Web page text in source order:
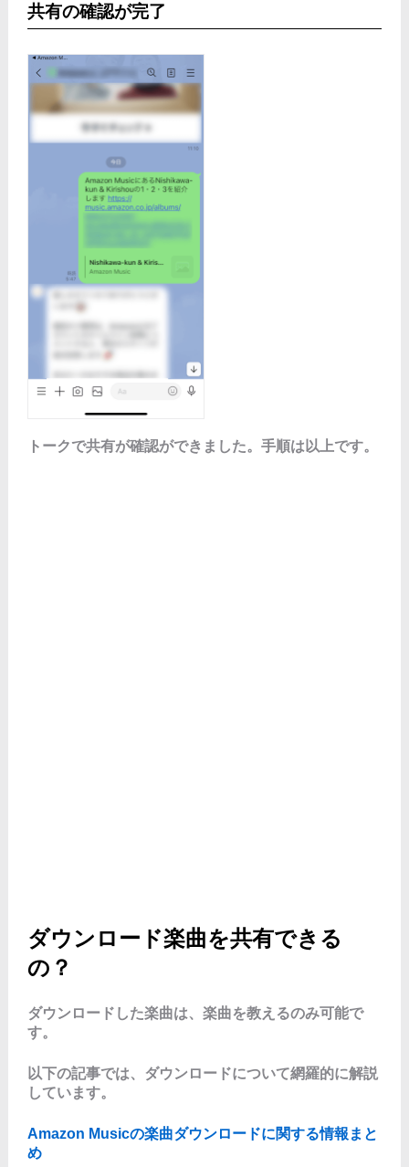
共有の確認が完了
トークで共有が確認ができました。手順は以上です。
ダウンロード楽曲を共有できる
の？
ダウンロードした楽曲は、楽曲を教えるのみ可能で
す。
以下の記事では、ダウンロードについて網羅的に解説
しています。
Amazon Musicの楽曲ダウンロードに関する情報まと
め